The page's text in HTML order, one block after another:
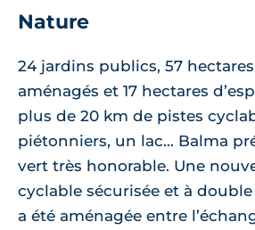
Nature
24 jardins publics, 57 hectares
aménagés et 17 hectares
plus de 20 km de pistes
piétonniers, un lac... Balma
vert très honorable. Une
cyclable sécurisée et à double
a été aménagée entre